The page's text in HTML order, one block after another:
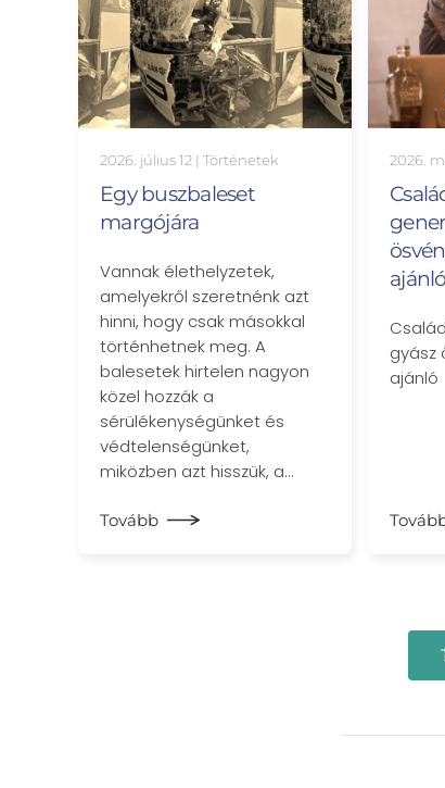
2026. július 12 | Történetek
Egy buszbaleset
margójára
Vannak élethelyzetek,
amelyekről szeretnénk azt
hinni, hogy csak másokkal
történhetnek meg. A
balesetek hirtelen nagyon
közel hozzák a
sérülékenységünket és
védtelenségünket,
miközben azt hisszük, a…
Tovább
2026.
ajánló
gyász
ajánló